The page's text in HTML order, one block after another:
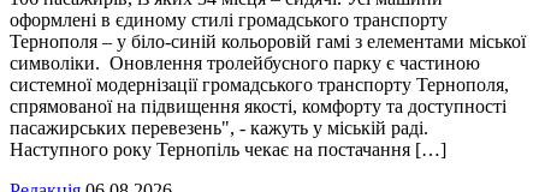
оформлені в єдиному стилі громадського транспорту
Тернополя – у біло-синій кольоровій гамі з елементами міської
символіки. Оновлення тролейбусного парку є частиною
системної модернізації громадського транспорту Тернополя,
спрямованої на підвищення якості, комфорту та доступності
пасажирських перевезень", - кажуть у міській раді.
Наступного року Тернопіль чекає на постачання […]